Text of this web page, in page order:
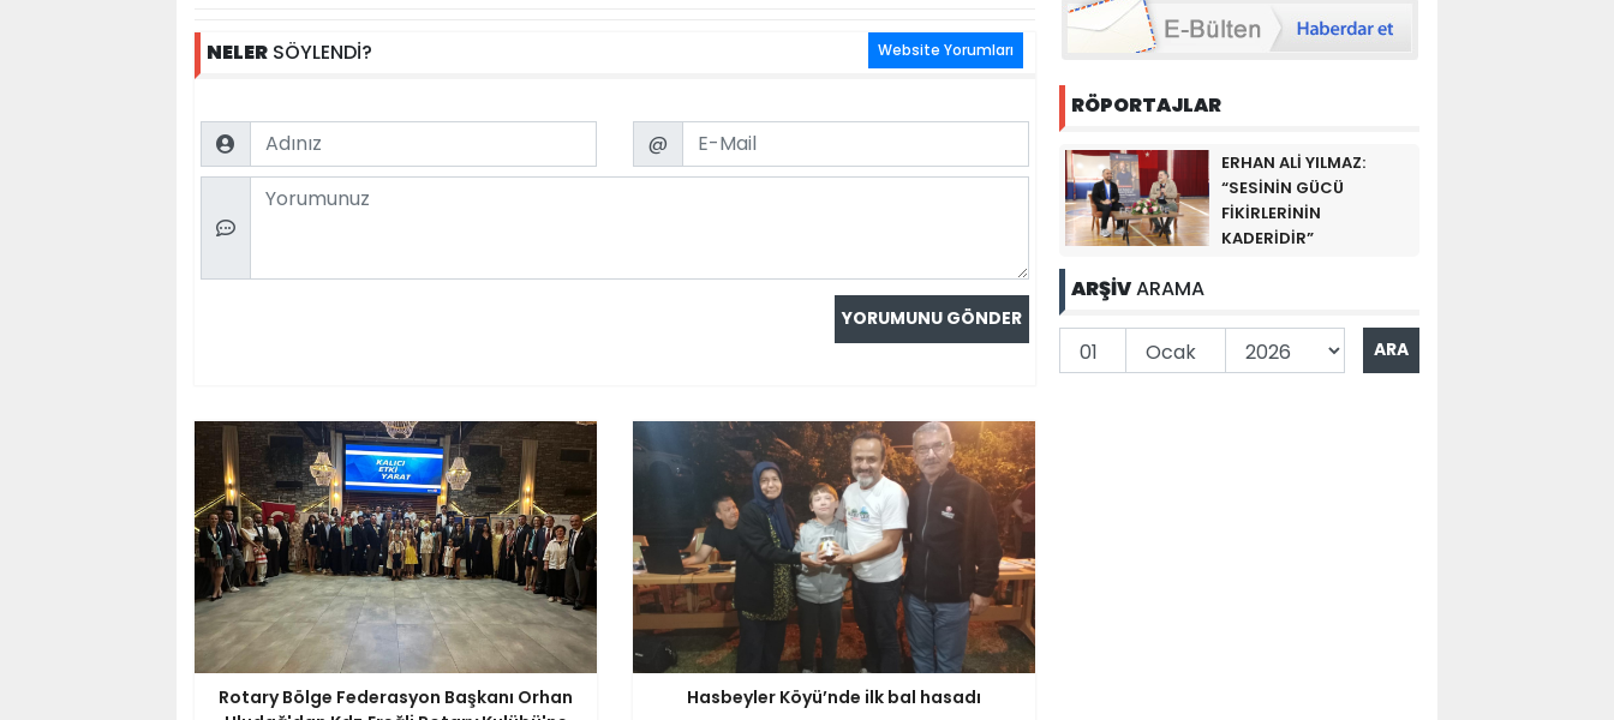
NELER SÖYLENDİ? Website Yorumları
Name Email
@
Comment
Rotary Bölge Federasyon Başkanı Orhan
Hasbeyler Köyü’nde ilk bal hasadı
RÖPORTAJLAR
ERHAN ALİ YILMAZ:
“SESİNİN GÜCÜ
FİKİRLERİNİN
KADERİDİR”
ARŞİVARAMA